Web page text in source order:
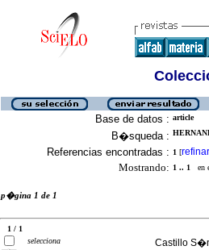
Base de datos : article
B�squeda :
Referencias encontradas : 1 [refinar
Mostrando: 1 .. 1 en
p�gina 1 de 1
1 / 1
selecciona
Castillo